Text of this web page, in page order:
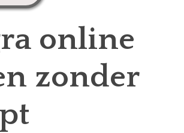
online
zonder